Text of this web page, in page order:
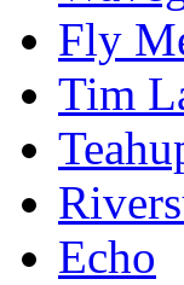
Fly
Tim
Echo